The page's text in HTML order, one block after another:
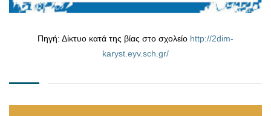
Πηγή: Δίκτυο κατά της βίας στο σχολείο http://2dim-
karyst.eyv.sch.gr/